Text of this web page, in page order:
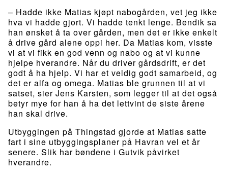
– Hadde ikke Matias kjøpt nabogården, vet jeg ikke
hva vi hadde gjort. Vi hadde tenkt lenge. Bendik sa
han ønsket å ta over gården, men det er ikke enkelt
å drive gård alene oppi her. Da Matias kom, visste
vi at vi fikk en god venn og nabo og at vi kunne
hjelpe hverandre. Når du driver gårdsdrift, er det
godt å ha hjelp. Vi har et veldig godt samarbeid, og
det er alfa og omega. Matias ble grunnen til at vi
satset, sier Jens Karsten, som legger til at det også
betyr mye for han å ha det lettvint de siste årene
han skal drive.
Utbyggingen på Thingstad gjorde at Matias satte
fart i sine utbyggingsplaner på Havran vel et år
senere. Slik har bøndene i Gutvik påvirket
hverandre.